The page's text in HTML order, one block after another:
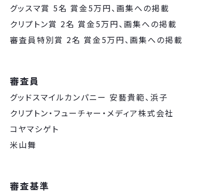
グッスマ賞 5名 賞⾦5万円、画集への掲載
クリプトン賞 2名 賞⾦5万円、画集への掲載
審査員特別賞 2名 賞⾦5万円、画集への掲載
審査員
グッドスマイルカンパニー 安藝貴範、浜⼦
クリプトン・フューチャー・メディア株式会社
コヤマシゲト
⽶⼭舞
審査基準